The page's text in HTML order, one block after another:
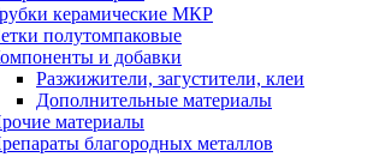
керамические МКР
полутомпаковые
и добавки
Разжижители, загустители, клеи
Дополнительные материалы
материалы
благородных металлов